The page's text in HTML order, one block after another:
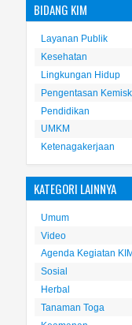
BIDANG KIM
Layanan Publik
Kesehatan
Lingkungan Hidup
Pengentasan
Pendidikan
UMKM
Ketenagakerjaan
KATEGORI LAINNYA
Umum
Video
Agenda Kegiatan KIM
Sosial
Herbal
Tanaman Toga